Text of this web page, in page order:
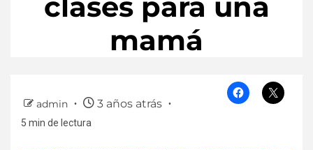
mamá
admin 3 años atrás
5 min de lectura